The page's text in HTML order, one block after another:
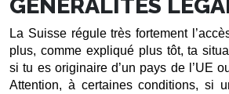
La Suisse régule très fortement
plus, comme expliqué plus tôt, ta
si tu es originaire d’un pays de l’UE
Attention, à certaines conditions, si